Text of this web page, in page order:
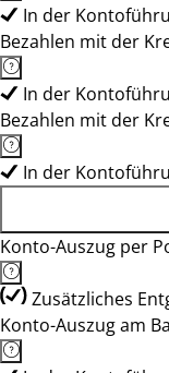
In der
Bezahlen mit der
In der
Bezahlen mit der
In der
Konto-Auszug per
Zusätzliches
Konto-Auszug am